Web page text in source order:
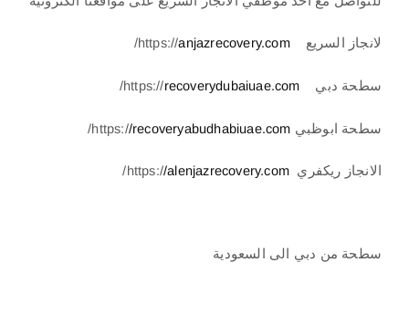
لانجاز السريع https:// anjazrecovery.com
/
سطحة دبي https://recoverydubaiuae.com
/
سطحة ابوظبي https://recoveryabudhabiuae.com
/
الانجاز ريكفري https://alenjazrecovery.com
/
سطحة من دبي الى السعودية